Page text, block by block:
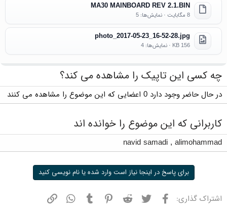
MA30 MAINBOARD REV 2.1.BIN
8 مگابایت · نمایش‌ها: 5
photo_2017-05-23_16-52-28.jpg
156 KB · نمایش‌ها: 4
چه کسی این تاپیک را مشاهده می کند؟
در حال حاضر وجود دارد 0 اعضایی که این موضوع را مشاهده می کنند
کاربرانی که این موضوع را خوانده اند
alimohammad
,
navid samadi
برای پاسخ در اینجا نیاز است وارد شده یا نام نویسی کنید
اشتراک گذاری: فیسبوک توییتر ردیت پینترستتامبلر واتسپ